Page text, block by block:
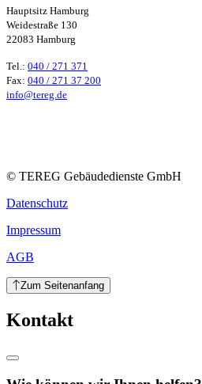
Hauptsitz Hamburg
Weidestraße 130
22083 Hamburg
Tel.: 040 / 271 371
Fax: 040 / 271 37 200
info@tereg.de
© TEREG Gebäudedienste GmbH
Datenschutz
Impressum
AGB
Zum Seitenanfang
Kontakt